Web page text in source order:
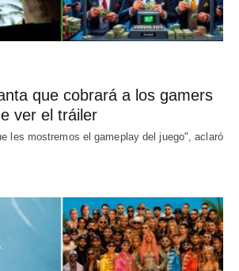
que cobrará a los gamers
ver el tráiler
les mostremos el gameplay del juego", aclaró